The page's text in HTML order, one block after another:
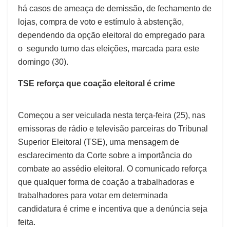
há casos de ameaça de demissão, de fechamento de
lojas, compra de voto e estímulo à abstenção,
dependendo da opção eleitoral do empregado para
o segundo turno das eleições, marcada para este
domingo (30).
TSE reforça que coação eleitoral é crime
Começou a ser veiculada nesta terça-feira (25), nas
emissoras de rádio e televisão parceiras do Tribunal
Superior Eleitoral (TSE), uma mensagem de
esclarecimento da Corte sobre a importância do
combate ao assédio eleitoral. O comunicado reforça
que qualquer forma de coação a trabalhadoras e
trabalhadores para votar em determinada
candidatura é crime e incentiva que a denúncia seja
feita.